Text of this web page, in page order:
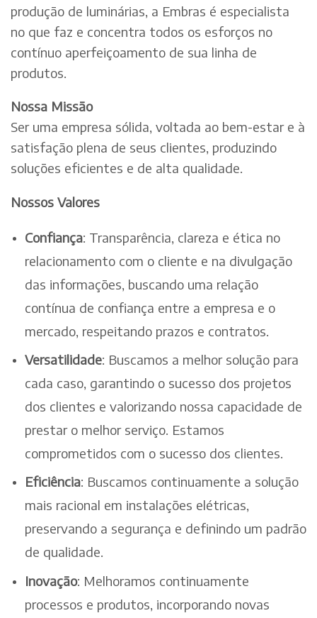
produção de luminárias, a Embras é especialista
no que faz e concentra todos os esforços no
contínuo aperfeiçoamento de sua linha de
produtos.
Nossa Missão
Ser uma empresa sólida, voltada ao bem-estar e à
satisfação plena de seus clientes, produzindo
soluções eficientes e de alta qualidade.
Nossos Valores
Confiança: Transparência, clareza e ética no
relacionamento com o cliente e na divulgação
das informações, buscando uma relação
contínua de confiança entre a empresa e o
mercado, respeitando prazos e contratos.
Versatilidade: Buscamos a melhor solução para
cada caso, garantindo o sucesso dos projetos
dos clientes e valorizando nossa capacidade de
prestar o melhor serviço. Estamos
comprometidos com o sucesso dos clientes.
Eficiência: Buscamos continuamente a solução
mais racional em instalações elétricas,
preservando a segurança e definindo um padrão
de qualidade.
Inovação: Melhoramos continuamente
processos e produtos, incorporando novas